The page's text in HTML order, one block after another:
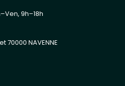
9h–18h
70000 NAVENNE